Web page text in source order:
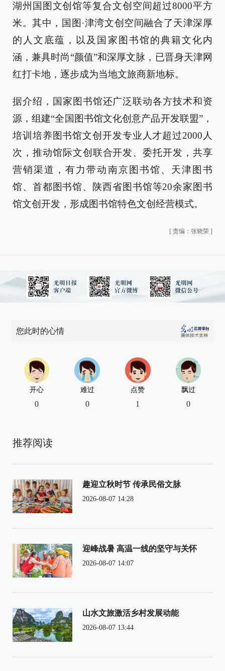
湖州国图文创馆等复合文创空间超过8000平方
米。其中，国图·津湾文创空间融合了天津深厚
的人文底蕴，以及国家图书馆的典籍文化内
涵，兼具时尚“颜值”和深厚文脉，已晋身天津网
红打卡地，逐步成为当地文旅商新地标。
据介绍，国家图书馆还广泛联动各方技术和资
源，组建“全国图书馆文化创意产品开发联盟”，
培训培养图书馆文创开发专业人才超过2000人
次，推动馆际文创联合开发、委托开发，共享
营销渠道，有力带动南京图书馆、天津图书
馆、首都图书馆、陕西省图书馆等20余家图书
馆文创开发，形成图书馆特色文创经营模式。
[ 责编：张晓荣 ]
您此时的心情
开心
0
难过
0
点赞
1
飘过
0
推荐阅读
趣迎立秋时节 传承民俗文脉
2026-08-07 14:28
迎峰战暑 高温一线的坚守与关怀
2026-08-07 14:07
山水文旅激活乡村发展动能
2026-08-07 13:44